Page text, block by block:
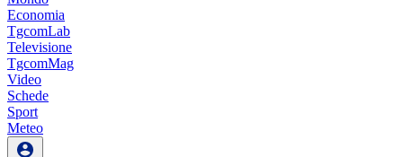
Economia
TgcomLab
Televisione
TgcomMag
Video
Schede
Sport
Meteo